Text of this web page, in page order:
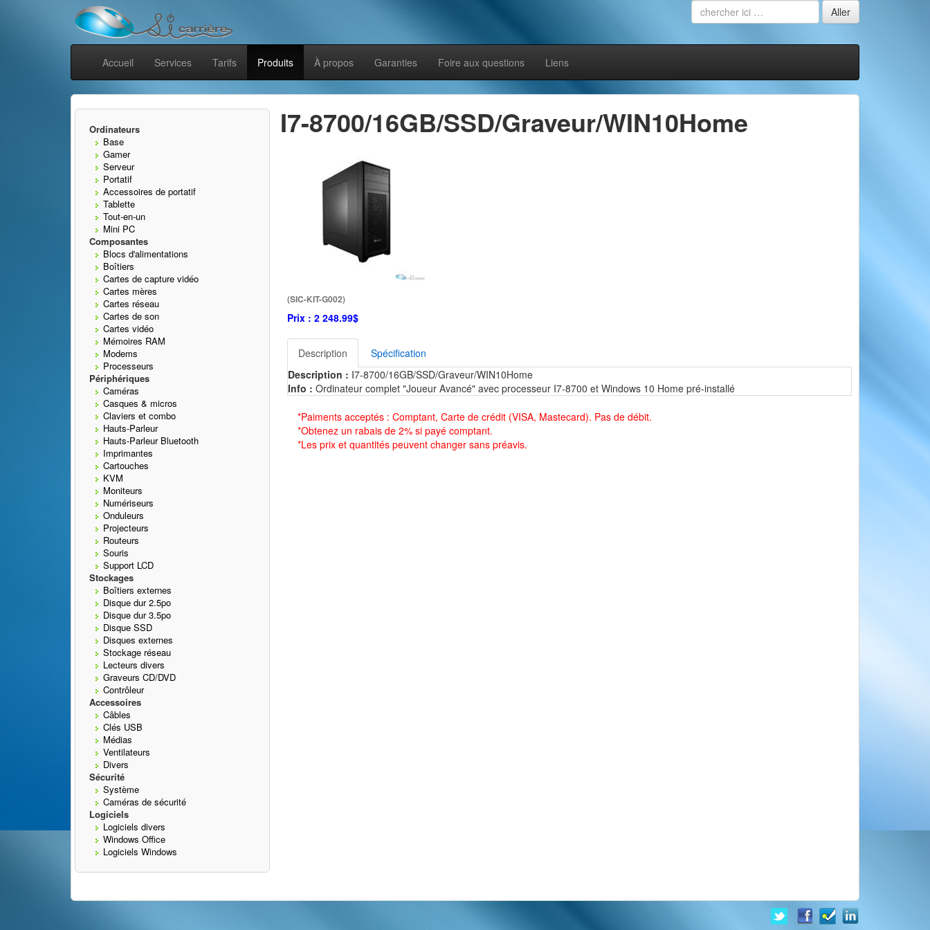
Accueil Services Tarifs Produits À propos Garanties Foire aux questions Liens
Ordinateurs
Base
Gamer
Serveur
Portatif
Accessoires de portatif
Tablette
Tout-en-un
Mini PC
Composantes
Blocs d'alimentations
Boîtiers
Cartes de capture vidéo
Cartes mères
Cartes réseau
Cartes de son
Cartes vidéo
Mémoires RAM
Modems
Processeurs
Périphériques
Caméras
Casques & micros
Claviers et combo
Hauts-Parleur
Hauts-Parleur Bluetooth
Imprimantes
Cartouches
KVM
Moniteurs
Numériseurs
Onduleurs
Projecteurs
Routeurs
Souris
Support LCD
Stockages
Boîtiers externes
Disque dur 2.5po
Disque dur 3.5po
Disque SSD
Disques externes
Stockage réseau
Lecteurs divers
Graveurs CD/DVD
Contrôleur
Accessoires
Câbles
Clés USB
Médias
Ventilateurs
Divers
Sécurité
Système
Caméras de sécurité
Logiciels
Logiciels divers
Windows Office
Logiciels Windows
I7-8700/16GB/SSD/Graveur/WIN10Home
(SIC-KIT-G002)
Prix : 2 248.99$
Description
Spécification
Description : I7-8700/16GB/SSD/Graveur/WIN10Home
Info : Ordinateur complet "Joueur Avancé" avec processeur I7-8700 et Windows 10 Home pré-installé
*Paiments acceptés : Comptant, Carte de crédit (VISA, Mastecard). Pas de débit.
*Obtenez un rabais de 2% si payé comptant.
*Les prix et quantités peuvent changer sans préavis.